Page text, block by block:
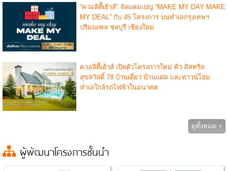
“ควอลิตี้เฮ้าส์” จัดแคมเปญ “MAKE MY DAY MAKE
MY DEAL” กับ 45 โครงการ บนทำเลกรุงเทพฯ
ปริมณฑล ชลบุรี เชียงใหม่
ควอลิตี้เฮ้าส์ เปิดตัวโครงการใหม่ คิว ดิสทริค
สุขสวัสดิ์ 78 บ้านเดี่ยว บ้านแฝด และทาวน์โฮม
ทำเลใกล้รถไฟฟ้าในอนาคต
ดูทั้งหมด +
ผู้พัฒนาโครงการชั้นนำ